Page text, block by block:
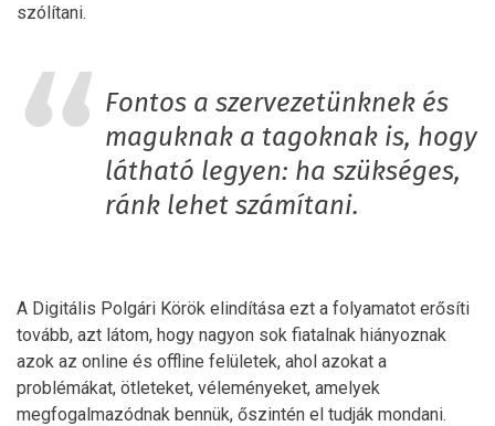
szólítani.
Fontos a szervezetünknek és
maguknak a tagoknak is, hogy
látható legyen: ha szükséges,
ránk lehet számítani.
A Digitális Polgári Körök elindítása ezt a folyamatot erősíti
tovább, azt látom, hogy nagyon sok fiatalnak hiányoznak
azok az online és offline felületek, ahol azokat a
problémákat, ötleteket, véleményeket, amelyek
megfogalmazódnak bennük, őszintén el tudják mondani.